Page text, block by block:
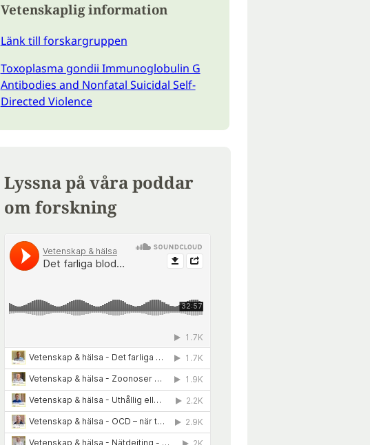
Vetenskaplig information
Länk till forskargruppen
Toxoplasma gondii Immunoglobulin G
Antibodies and Nonfatal Suicidal Self-
Directed Violence
Lyssna på våra poddar
om forskning